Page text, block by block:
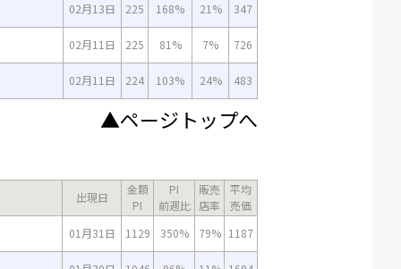
02月13日 225 168% 21% 347
02月11日 225 81% 7% 726
02月11日 224 103% 24% 483
▲ページトップへ
出現日
金額
PI
PI
前週比
販売
店率
平均
売価
01月31日
1129 350% 79% 1187